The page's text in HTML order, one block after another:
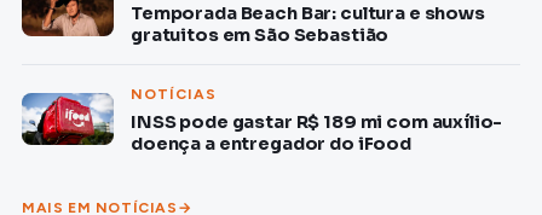
Temporada Beach Bar: cultura e shows
gratuitos em São Sebastião
NOTÍCIAS
INSS pode gastar R$ 189 mi com auxílio-
doença a entregador do iFood
MAIS EM NOTÍCIAS